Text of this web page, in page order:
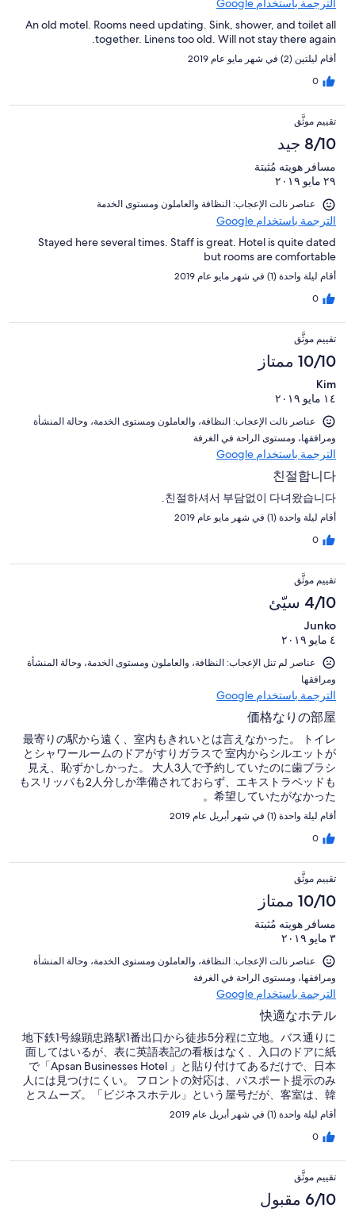
الترجمة باستخدام Google
An old motel. Rooms need updating. Sink, shower, and toilet all
together. Linens too old. Will not stay there again.
أقام ليلتين (2) في شهر مايو عام 2019
0
تقييم موثَّق
8/10 جيد
مسافر هويته مُثبتة
٢٩ مايو ٢٠١٩
عناصر نالت الإعجاب: ⁦النظافة⁩ و⁦العاملون ومستوى الخدمة⁩
الترجمة باستخدام Google
Stayed here several times. Staff is great. Hotel is quite dated
but rooms are comfortable
أقام ليلة واحدة (1) في شهر مايو عام 2019
0
تقييم موثَّق
10/10 ممتاز
Kim
١٤ مايو ٢٠١٩
عناصر نالت الإعجاب: ⁦النظافة⁩، و⁦العاملون ومستوى الخدمة⁩، و⁦حالة المنشأة
ومرافقها⁩، و⁦مستوى الراحة في الغرفة⁩
الترجمة باستخدام Google
친절합니다
친절하셔서 부담없이 다녀왔습니다.
أقام ليلة واحدة (1) في شهر مايو عام 2019
0
تقييم موثَّق
4/10 سيّئ
Junko
٤ مايو ٢٠١٩
عناصر لم تنل الإعجاب: ⁦النظافة⁩، و⁦العاملون ومستوى الخدمة⁩، و⁦حالة المنشأة
ومرافقها⁩
الترجمة باستخدام Google
価格なりの部屋
最寄りの駅から遠く、室内もきれいとは言えなかった。 トイレ
とシャワールームのドアがすりガラスで 室内からシルエットが
見え、恥ずかしかった。 大人3人で予約していたのに歯ブラシ
もスリッパも2人分しか準備されておらず、エキストラベッドも
希望していたがなかった。
أقام ليلة واحدة (1) في شهر أبريل عام 2019
0
تقييم موثَّق
10/10 ممتاز
مسافر هويته مُثبتة
٣ مايو ٢٠١٩
عناصر نالت الإعجاب: ⁦النظافة⁩، و⁦العاملون ومستوى الخدمة⁩، و⁦حالة المنشأة
ومرافقها⁩، و⁦مستوى الراحة في الغرفة⁩
الترجمة باستخدام Google
快適なホテル
地下鉄1号線顕忠路駅1番出口から徒歩5分程に立地。バス通りに
面してはいるが、表に英語表記の看板はなく、入口のドアに紙
で「Apsan Businesses Hotel 」と貼り付けてあるだけで、日本
人には見つけにくい。 フロントの対応は、パスポート提示のみ
とスムーズ。「ビジネスホテル」という屋号だが、客室は、韓
国の地方によくあるラブホ風の室内。広めのレストルームにバ
スタブはなく、シャワー、洗面台、トイレが設置される。 wifi
は快適につながるほか、iPhone 用をはじめ充電用のプラグが3
のコーヒーくらいなので期待しない方が良い。ただし近所にス
ーパーやコンビニもあるので、困らない。 チェックアウトは
12:00とゆっくり過ごせる。
أقام ليلة واحدة (1) في شهر أبريل عام 2019
0
تقييم موثَّق
6/10 مقبول